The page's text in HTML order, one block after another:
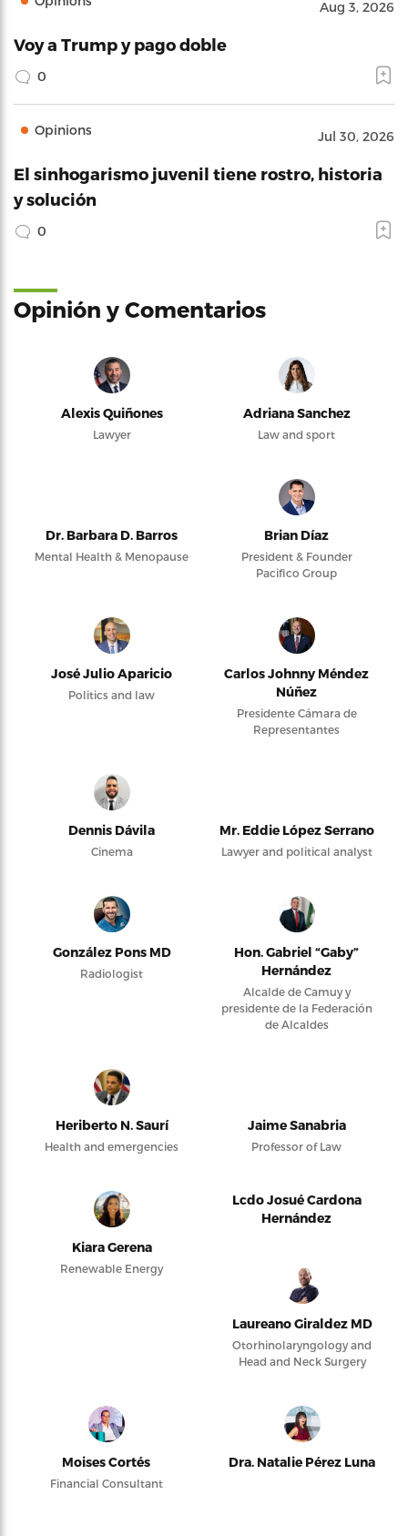
Aug 3, 2026
Voy a Trump y pago doble
0
Opinions Jul 30, 2026
El sinhogarismo juvenil tiene rostro, historia
y solución
0
Opinión y Comentarios
Alexis Quiñones
Lawyer
Adriana Sanchez
Law and sport
Dr. Barbara D. Barros
Mental Health & Menopause
Brian Díaz
President & Founder
Pacifico Group
José Julio Aparicio
Politics and law
Carlos Johnny Méndez
Núñez
Presidente Cámara de
Representantes
Dennis Dávila
Cinema
Mr. Eddie López Serrano
Lawyer and political analyst
González Pons MD
Radiologist
Hon. Gabriel “Gaby”
Hernández
Alcalde de Camuy y
presidente de la Federación
de Alcaldes
Heriberto N. Saurí
Health and emergencies
Jaime Sanabria
Professor of Law
Kiara Gerena
Renewable Energy
Lcdo Josué Cardona
Hernández
Laureano Giraldez MD
Otorhinolaryngology and
Head and Neck Surgery
Moises Cortés
Financial Consultant
Dra. Natalie Pérez Luna